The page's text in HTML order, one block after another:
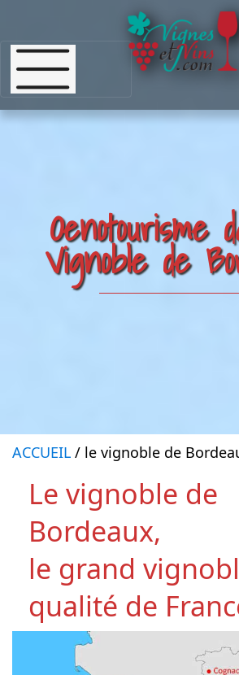
Oenotourisme
Vignoble de
ACCUEIL / le vignoble de
Le vignoble de
Bordeaux,
le grand
qualité de